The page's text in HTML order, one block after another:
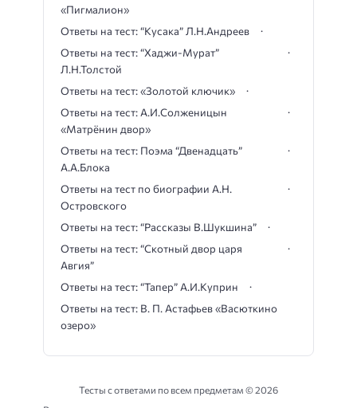
«Пигмалион»
Ответы на тест: “Кусака” Л.Н.Андреев
Ответы на тест: “Хаджи-Мурат”
Л.Н.Толстой
Ответы на тест: «Золотой ключик»
Ответы на тест: А.И.Солженицын
«Матрёнин двор»
Ответы на тест: Поэма “Двенадцать”
А.А.Блока
Ответы на тест по биографии А.Н.
Островского
Ответы на тест: “Рассказы В.Шукшина”
Ответы на тест: “Скотный двор царя
Авгия”
Ответы на тест: “Тапер” А.И.Куприн
Ответы на тест: В. П. Астафьев «Васюткино
озеро»
Тесты с ответами по всем предметам ©2026